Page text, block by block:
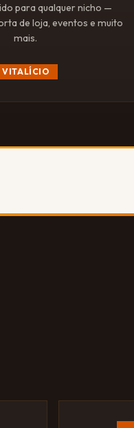
para qualquer nicho —
de loja, eventos e muito
mais.
VITALÍCIO